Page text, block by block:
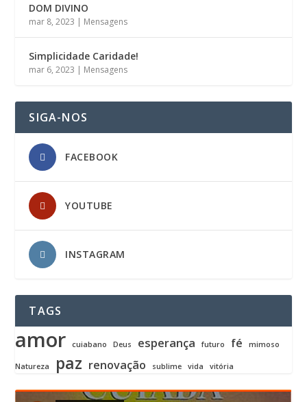
DOM DIVINO
mar 8, 2023 | Mensagens
Simplicidade Caridade!
mar 6, 2023 | Mensagens
SIGA-NOS
FACEBOOK
YOUTUBE
INSTAGRAM
TAGS
amor cuiabano Deus esperança futuro fé mimoso
Natureza paz renovação sublime vida vitória